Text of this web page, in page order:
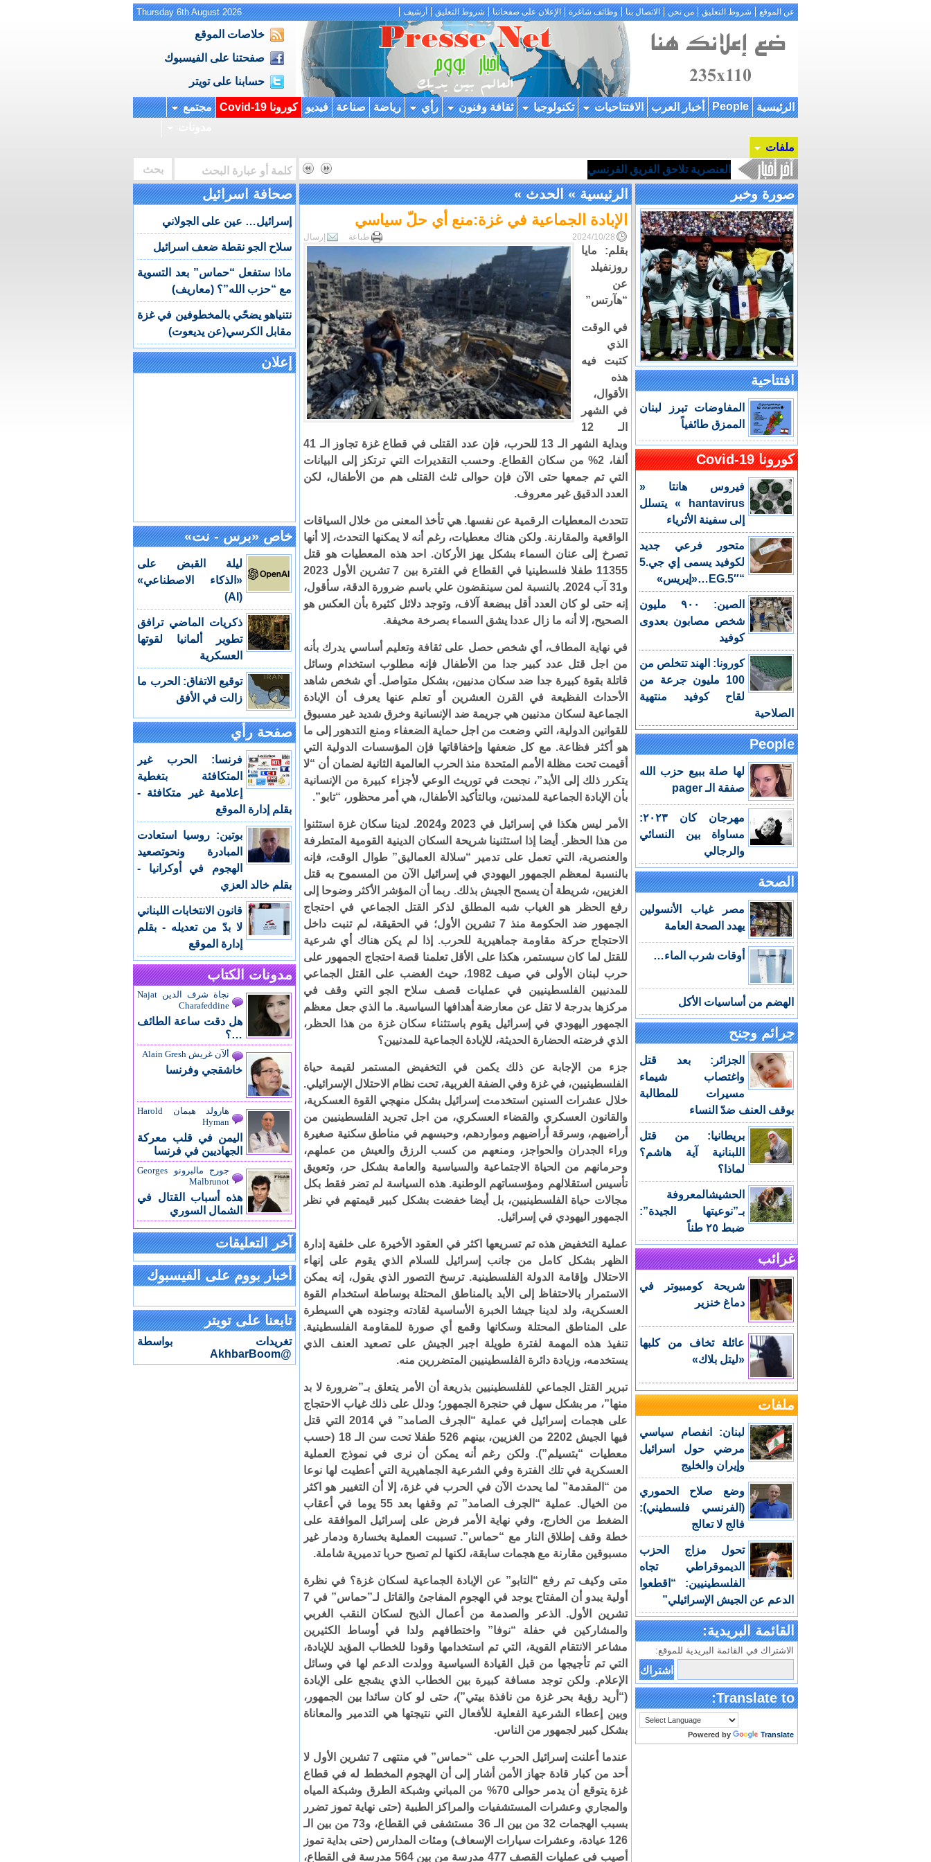
عن الموقع شروط التعليق من نحن الاتصال بنا وظائف شاغرة الإعلان على صفحاتنا شروط التعليق أرشيف Thursday 6th August 2026
خلاصات الموقع
صفحتنا على الفيسبوك
حسابنا على تويتر
الرئيسية People أخبار العرب الافتتاحيات تكنولوجيا ثقافة وفنون رأي رياضة صناعة فيديو كورونا Covid-19
مجتمع
ملفات
العنصرية تلاحق الفريق الفرنسي
صورة وخبر
افتتاحية
المفاوضات تبرز لبنان
الممزق طائفياً
كورونا Covid-19
فيروس هانتا «
hantavirus » يتسلل
إلى سفينة الأثرياء
متحور فرعي جديد
لكوفيد يسمى إي جي.5
“EG.5″…«إيريس»
الصين: ٩٠٠ مليون
شخص مصابون بعدوى
كوفيد
كورونا: الهند تتخلص من
100 مليون جرعة من
لقاح كوفيد منتهية
الصلاحية
People
لها صلة ببيع حزب الله
صفقة الـ pager
مهرجان كان ٢٠٢٣:
مساواة بين النسائي
والرجالي
الصحة
مصر غياب الأنسولين
يهدد الصحة العامة
أوقات شرب الماء…
الهضم من أساسيات الأكل
جرائم وجنح
الجزائر: بعد قتل
واغتصاب شيماء
مسيرات للمطالبة
بوقف العنف ضدّ النساء
بريطانيا: من قتل
اللبنانية آية هاشم؟
لماذا؟
الحشيشالمعروفة
بـ”نوعيتها الجيدة”:
ضبط ٢٥ طناً
غرائب
شريحة كومبيوتر في
دماغ خنزير
عائلة تخاف من كلبها
«ليتل بلاك»
ملفات
لبنان: انفصام سياسي
مرضي حول اسرائيل
وإيران والخليج
وضع صلاح الحموري
(الفرنسي فلسطيني):
فالج لا تعالج
تحول مزاج الحزب
الديموقراطي تجاه
الفلسطينيين: “اقطعوا
الدعم عن الجيش الإسرائيلي”
القائمة البريدية:
الاشتراك في القائمة البريدية للموقع:
Translate to:
Powered by Translate
الرئيسية»الحدث»
الإبادة الجماعية في غزة:منع أي حلّ سياسي
2024/10/28 إرسال طباعة
بقلم: مايا
روزنفيلد
عن
“هآرتس”
في الوقت
الذي
كتبت فيه
هذه
الأقوال،
في الشهر
الـ 12
وبداية الشهر الـ 13 للحرب، فإن عدد القتلى في قطاع غزة تجاوز الـ 41
ألفا، 2% من سكان القطاع. وحسب التقديرات التي ترتكز إلى البيانات
التي تم جمعها حتى الآن فإن حوالى ثلث القتلى هم من الأطفال، لكن
العدد الدقيق غير معروف.
تتحدث المعطيات الرقمية عن نفسها. هي تأخذ المعنى من خلال السياقات
الواقعية والمقارنة. ولكن هناك معطيات، رغم أنه لا يمكنها التحدث، إلا أنها
تصرخ إلى عنان السماء بشكل يهز الأركان. احد هذه المعطيات هو قتل
11355 طفلا فلسطينيا في القطاع في الفترة بين 7 تشرين الأول 2023
و31 آب 2024. بالنسبة لمن سينقضون علي باسم ضرورة الدقة، سأقول،
إنه حتى لو كان العدد أقل ببضعة آلاف، وتوجد دلائل كثيرة بأن العكس هو
الصحيح، إلا أنه ما زال عددا يشق السماء بصرخة مخيفة.
في نهاية المطاف، أي شخص حصل على ثقافة وتعليم أساسي يدرك بأنه
من اجل قتل عدد كبير جدا من الأطفال فإنه مطلوب استخدام وسائل
قاتلة بقوة كبيرة جدا ضد سكان مدنيين، بشكل متواصل. أي شخص شاهد
الأحداث الفظيعة في القرن العشرين أو تعلم عنها يعرف أن الإبادة
الجماعية لسكان مدنيين هي جريمة ضد الإنسانية وخرق شديد غير مسبوق
للقوانين الدولية، التي وضعت من اجل حماية الضعفاء ومنع التدهور إلى ما
هو أكثر فظاعة. مع كل ضعفها وإخفاقاتها فإن المؤسسات الدولية التي
أقيمت تحت مظلة الأمم المتحدة منذ الحرب العالمية الثانية لضمان أن “لا
يتكرر ذلك إلى الأبد”، نجحت في توريث الوعي لأجزاء كبيرة من الإنسانية
بأن الإبادة الجماعية للمدنيين، وبالتأكيد الأطفال، هي أمر محظور، “تابو”.
الأمر ليس هكذا في إسرائيل في 2023 و2024. لدينا سكان غزة استثنوا
من هذا الحظر. أيضا إذا استثنينا شريحة السكان الدينية القومية المتطرفة
والعنصرية، التي تعمل على تدمير “سلالة العماليق” طوال الوقت، فإنه
بالنسبة لمعظم الجمهور اليهودي في إسرائيل الآن من المسموح به قتل
الغزيين، شريطة أن يسمح الجيش بذلك. ربما أن المؤشر الأكثر وضوحا إلى
رفع الحظر هو الغياب شبه المطلق لذكر القتل الجماعي في احتجاج
الجمهور ضد الحكومة منذ 7 تشرين الأول؛ في الحقيقة، لم تنبت داخل
الاحتجاج حركة مقاومة جماهيرية للحرب. إذا لم يكن هناك أي شرعية
للقتل لما كان سيستمر، هكذا على الأقل تعلمنا قصة احتجاج الجمهور على
حرب لبنان الأولى في صيف 1982، حيث الغضب على القتل الجماعي
للمدنيين الفلسطينيين في عمليات قصف سلاح الجو التي وقف في
مركزها بدرجة لا تقل عن معارضة أهدافها السياسية. ما الذي جعل معظم
الجمهور اليهودي في إسرائيل يقوم باستثناء سكان غزة من هذا الحظر،
الذي فرضته الحضارة الحديثة، للإبادة الجماعية للمدنيين؟
جزء من الإجابة عن ذلك يكمن في التخفيض المستمر لقيمة حياة
الفلسطينيين، في غزة وفي الضفة الغربية، تحت نظام الاحتلال الإسرائيلي.
خلال عشرات السنين استخدمت إسرائيل بشكل منهجي القوة العسكرية،
والقانون العسكري والقضاء العسكري، من اجل تجريد الفلسطينيين من
أراضيهم، وسرقة أراضيهم ومواردهم، وحبسهم في مناطق سكنية صغيرة
وراء الجدران والحواجز، ومنعهم من كسب الرزق والعيش من عملهم،
وحرمانهم من الحياة الاجتماعية والسياسية والعامة بشكل حر، وتعويق
تأسيس استقلالهم ومؤسساتهم الوطنية. هذه السياسة لم تضر فقط بكل
مجالات حياة الفلسطينيين، بل أيضا خفضت بشكل كبير قيمتهم في نظر
الجمهور اليهودي في إسرائيل.
عملية التخفيض هذه تم تسريعها اكثر في العقود الأخيرة على خلفية إدارة
الظهر بشكل كامل من جانب إسرائيل للسلام الذي يقوم على إنهاء
الاحتلال وإقامة الدولة الفلسطينية. ترسخ التصور الذي يقول، إنه يمكن
الاستمرار بالاحتفاظ إلى الأبد بالمناطق المحتلة بوساطة استخدام القوة
العسكرية، ولد لدينا جيشا الخبرة الأساسية لقادته وجنوده هي السيطرة
على المناطق المحتلة وسكانها وقمع أي صورة للمقاومة الفلسطينية.
تنفيذ هذه المهمة لفترة طويلة اجبر الجيش على تصعيد العنف الذي
يستخدمه، وزيادة دائرة الفلسطينيين المتضررين منه.
تبرير القتل الجماعي للفلسطينيين بذريعة أن الأمر يتعلق بـ”ضرورة لا بد
منها”، مر بشكل سهل في حنجرة الجمهور؛ ودلل على ذلك غياب الاحتجاج
على هجمات إسرائيل في عملية “الجرف الصامد” في 2014 التي قتل
فيها الجيش 2202 من الغزيين، بينهم 526 طفلا تحت سن الـ 18 (حسب
معطيات “بتسيلم”). ولكن رغم أنه يمكن أن نرى في نموذج العملية
العسكرية في تلك الفترة وفي الشرعية الجماهيرية التي أعطيت لها نوعا
من “المقدمة” لما يحدث الآن في الحرب في غزة، إلا أن التغيير هو اكثر
من الخيال. عملية “الجرف الصامد” تم وقفها بعد 55 يوما في أعقاب
الضغط من الخارج، وفي نهاية الأمر فرض على إسرائيل الموافقة على
خطة وقف إطلاق النار مع “حماس”. تسببت العملية بخسارة ودمار غير
مسبوقين مقارنة مع هجمات سابقة، لكنها لم تصبح حربا تدميرية شاملة.
متى وكيف تم رفع “التابو” عن الإبادة الجماعية لسكان غزة؟ في نظرة
أولية يبدو أن المفتاح يوجد في الهجوم المفاجئ والقاتل لـ”حماس” في 7
تشرين الأول. الذعر والصدمة من أعمال الذبح لسكان النقب الغربي
والمشاركين في حفلة “نوفا” واختطافهم ولدا في أوساط الكثيرين
مشاعر الانتقام القوية، التي تم استخدامها وقودا للخطاب المؤيد للإبادة،
التي تم تأجيجها من قبل القيادة السياسية وولدت الدعم لها في وسائل
الإعلام. ولكن توجد مسافة كبيرة بين الخطاب الذي يشجع على الإبادة
(“أريد رؤية بحر غزة من نافذة بيتي”)، حتى لو كان سائدا بين الجمهور،
وبين إعطاء الشرعية الفعلية للأفعال التي نتيجتها هي التدمير والمعاناة
بشكل كبير لجمهور من الناس.
عندما أعلنت إسرائيل الحرب على “حماس” في منتهى 7 تشرين الأول لا
أحد من كبار قادة جهاز الأمن أشار إلى أن الهجوم المخطط له في قطاع
غزة يتوقع أن يدمر حوالى 70% من المباني وشبكة الطرق وشبكة المياه
والمجاري وعشرات المستشفيات والمراكز الطبية (حتى نهاية تموز تضرر
بسبب الهجمات 32 من بين الـ 36 مستشفى في القطاع، و73 من بين الـ
126 عيادة، وعشرات سيارات الإسعاف) ومئات المدارس (حتى بداية تموز
أصيب في عمليات القصف 477 مدرسة من بين 564 مدرسة في القطاع،
صحافة اسرائيل
إسرائيل… عين على الجولاني
سلاح الجو نقطة ضعف اسرائيل
ماذا ستفعل “حماس” بعد التسوية
مع “حزب الله”؟ (معاريف)
نتنياهو يضحّي بالمخطوفين في غزة
مقابل الكرسي(عن يديعوت)
إعلان
خاص «برس - نت»
ليلة القبض على
«الذكاء الاصطناعي»
(AI)
ذكريات الماضي ترافق
تطوير ألمانيا لقوتها
العسكرية
توقيع الاتفاق: الحرب ما
زالت في الأفق
صفحة رأي
فرنسا: الحرب غير
المتكافئة بتغطية
إعلامية غير متكافئة -
بقلم إدارة الموقع
بوتين: روسيا استعادت
المبادرة ونحوتصعيد
الهجوم في أوكرانيا -
بقلم خالد العزي
قانون الانتخابات اللبناني
لا بدّ من تعديله - بقلم
إدارة الموقع
مدونات الكتاب
نجاة شرف الدين Najat
Charafeddine
هل دقت ساعة الطائف
…؟
ألآن غريش Alain Gresh
خاشقجي وفرنسا
هارولد هيمان Harold
Hyman
اليمن في قلب معركة
الجهاديين في فرنسا
جورج مالبرونو Georges
Malbrunot
هذه أسباب القتال في
الشمال السوري
آخر التعليقات
أخبار بووم على الفيسبوك
تابعنا على تويتر
تغريدات بواسطة
@AkhbarBoom